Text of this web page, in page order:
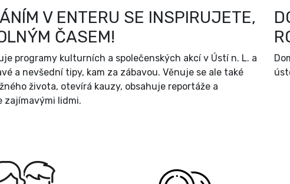
V ENTERU SE INSPIRUJETE,
ČASEM!
programy kulturních a společenských akcí v Ústí n. L. a
a nevšední tipy, kam za zábavou. Věnuje se ale také
života, otevírá kauzy, obsahuje reportáže a
zajímavými lidmi.